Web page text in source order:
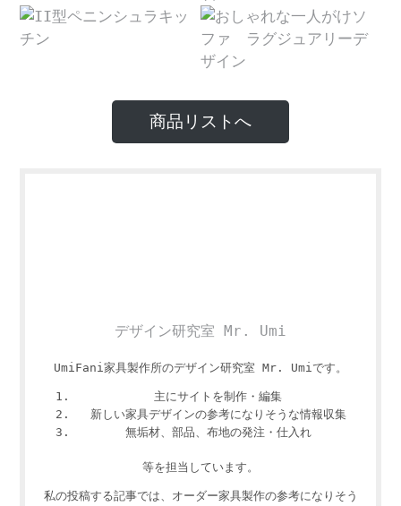
商品リストへ
デザイン研究室 Mr. Umi
UmiFani家具製作所のデザイン研究室 Mr. Umiです。
主にサイトを制作・編集
新しい家具デザインの参考になりそうな情報収集
無垢材、部品、布地の発注・仕入れ
等を担当しています。
私の投稿する記事では、オーダー家具製作の参考になりそう